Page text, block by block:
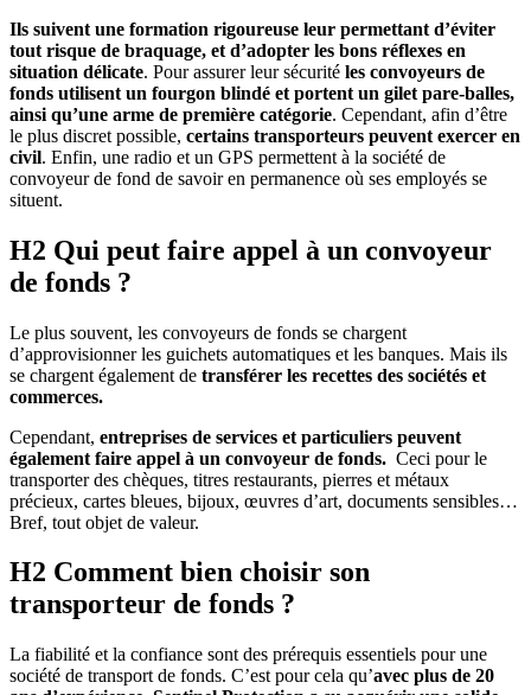
Ils suivent une formation rigoureuse leur permettant d’éviter
tout risque de braquage, et d’adopter les bons réflexes en
situation délicate. Pour assurer leur sécurité les convoyeurs de
fonds utilisent un fourgon blindé et portent un gilet pare-balles,
ainsi qu’une arme de première catégorie. Cependant, afin d’être
le plus discret possible, certains transporteurs peuvent exercer en
civil. Enfin, une radio et un GPS permettent à la société de
convoyeur de fond de savoir en permanence où ses employés se
situent.
H2 Qui peut faire appel à un convoyeur
de fonds ?
Le plus souvent, les convoyeurs de fonds se chargent
d’approvisionner les guichets automatiques et les banques. Mais ils
se chargent également de transférer les recettes des sociétés et
commerces.
Cependant, entreprises de services et particuliers peuvent
également faire appel à un convoyeur de fonds. Ceci pour le
transporter des chèques, titres restaurants, pierres et métaux
précieux, cartes bleues, bijoux, œuvres d’art, documents sensibles…
Bref, tout objet de valeur.
H2 Comment bien choisir son
transporteur de fonds ?
La fiabilité et la confiance sont des prérequis essentiels pour une
société de transport de fonds. C’est pour cela qu’avec plus de 20